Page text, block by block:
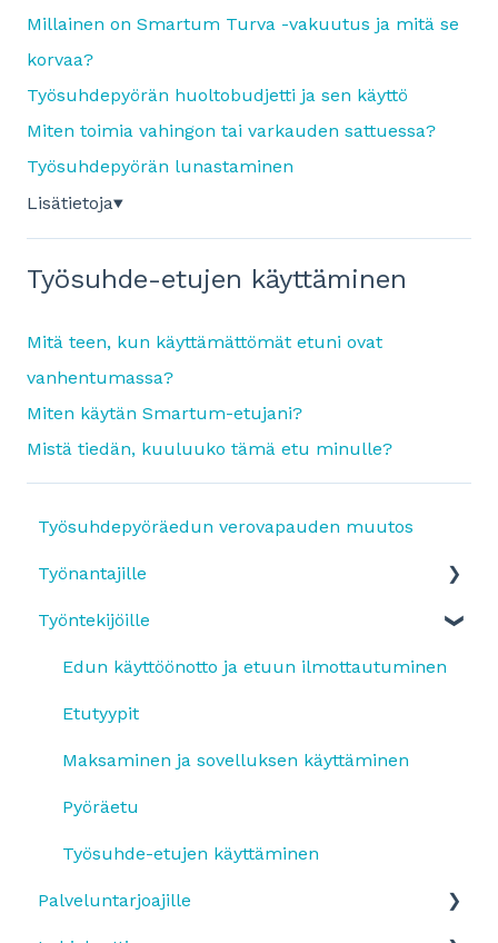
Millainen on Smartum Turva -vakuutus ja mitä se
korvaa?
Työsuhdepyörän huoltobudjetti ja sen käyttö
Miten toimia vahingon tai varkauden sattuessa?
Työsuhdepyörän lunastaminen
Lisätietoja▼
Työsuhde-etujen käyttäminen
Mitä teen, kun käyttämättömät etuni ovat
vanhentumassa?
Miten käytän Smartum-etujani?
Mistä tiedän, kuuluuko tämä etu minulle?
Työsuhdepyöräedun verovapauden muutos
Työnantajille
Yleistä
SmartumPlus
SmartumPlus: laskutus ja raportit
Smartum Saldo
Pyöräetu
Etujen käyttö
OmaLahjakortti
Työntekijöille
Edun käyttöönotto ja etuun ilmottautuminen
Etutyypit
Maksaminen ja sovelluksen käyttäminen
Pyöräetu
Työsuhde-etujen käyttäminen
Palveluntarjoajille